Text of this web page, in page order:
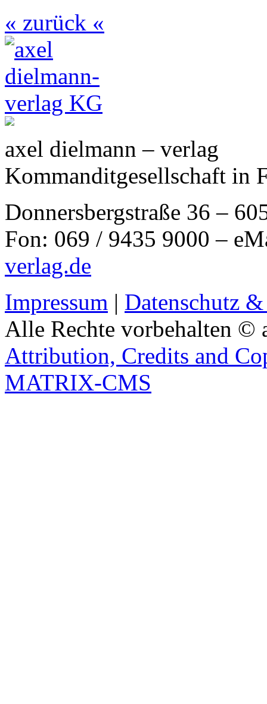
« zurück «
axel dielmann – verlag
Kommanditgesellschaft in
Donnersbergstraße 36 –
Fon: 069 / 9435 9000 –
verlag.de
Impressum | Datenschutz
Alle Rechte vorbehalten ©
Attribution, Credits and
MATRIX-CMS